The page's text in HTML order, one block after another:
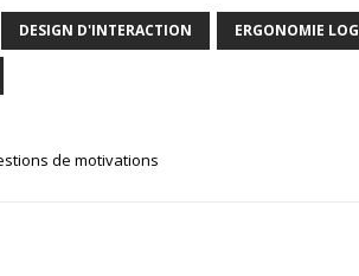
DESIGN D'INTERACTION ERGONOMIE
de motivations